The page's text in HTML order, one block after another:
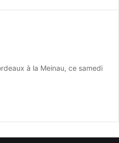
à la Meinau, ce samedi